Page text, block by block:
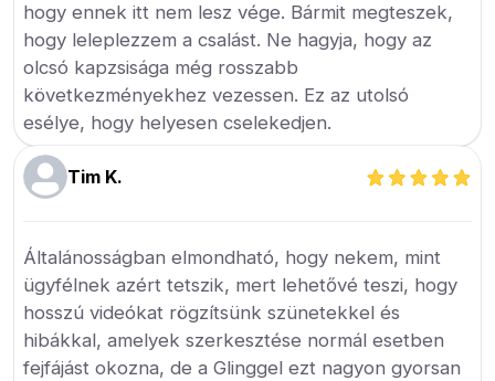
hogy ennek itt nem lesz vége. Bármit megteszek,
hogy leleplezzem a csalást. Ne hagyja, hogy az
olcsó kapzsisága még rosszabb
következményekhez vezessen. Ez az utolsó
esélye, hogy helyesen cselekedjen.
Tim K.
Általánosságban elmondható, hogy nekem, mint
ügyfélnek azért tetszik, mert lehetővé teszi, hogy
hosszú videókat rögzítsünk szünetekkel és
hibákkal, amelyek szerkesztése normál esetben
fejfájást okozna, de a Glinggel ezt nagyon gyorsan